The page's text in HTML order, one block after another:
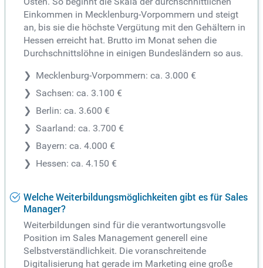
Einkommen in Mecklenburg-Vorpommern und steigt
an, bis sie die höchste Vergütung mit den Gehältern in
Hessen erreicht hat. Brutto im Monat sehen die
Durchschnittslöhne in einigen Bundesländern so aus.
Mecklenburg-Vorpommern: ca. 3.000 €
Sachsen: ca. 3.100 €
Berlin: ca. 3.600 €
Saarland: ca. 3.700 €
Bayern: ca. 4.000 €
Hessen: ca. 4.150 €
Welche Weiterbildungsmöglichkeiten gibt es für Sales
Manager?
Weiterbildungen sind für die verantwortungsvolle
Position im Sales Management generell eine
Selbstverständlichkeit. Die voranschreitende
Digitalisierung hat gerade im Marketing eine große